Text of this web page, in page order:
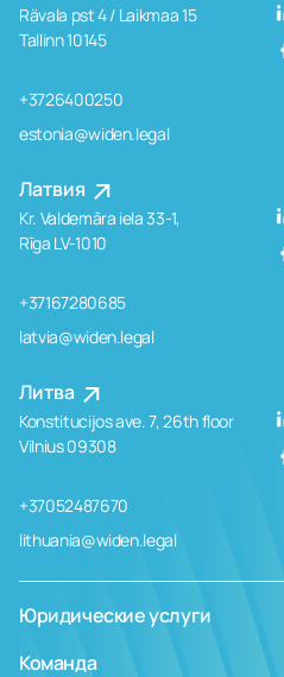
Rävala pst 4 / Laikmaa 15
Tallinn 10145
+3726400250
estonia@widen.legal
Латвия
Kr. Valdemāra iela 33-1,
Rīga LV-1010
+37167280685
latvia@widen.legal
Литва
Konstitucijos ave. 7, 26th floor
Vilnius 09308
+37052487670
lithuania@widen.legal
Юридические услуги
Команда